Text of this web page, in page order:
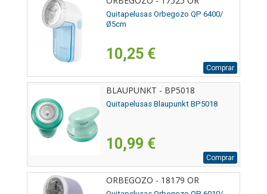
Quitapelusas Orbegozo QP 6400/
Ø5cm
10,25 €
Comprar
BLAUPUNKT - BP5018
Quitapelusas Blaupunkt BP5018
10,99 €
Comprar
ORBEGOZO - 18179 OR